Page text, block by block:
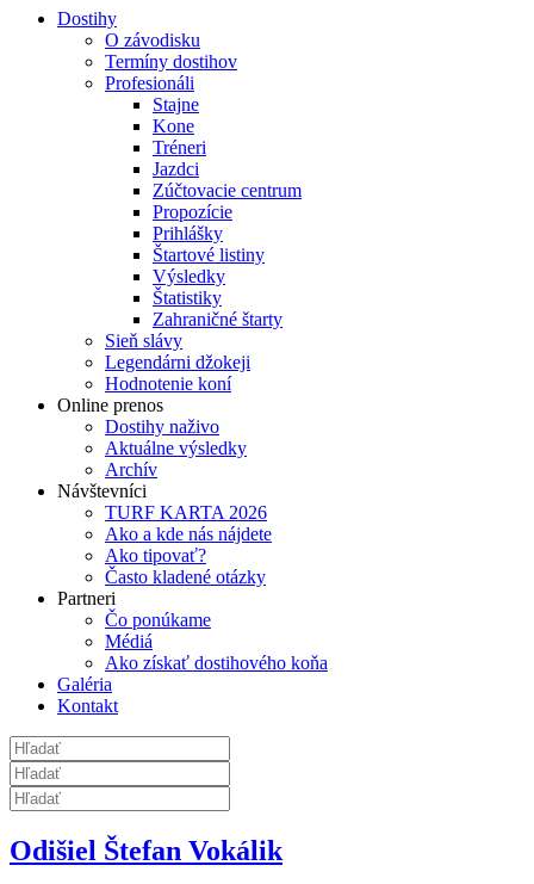
Dostihy
O závodisku
Termíny dostihov
Profesionáli
Stajne
Kone
Tréneri
Jazdci
Zúčtovacie centrum
Propozície
Prihlášky
Štartové listiny
Výsledky
Štatistiky
Zahraničné štarty
Sieň slávy
Legendárni džokeji
Hodnotenie koní
Online prenos
Dostihy naživo
Aktuálne výsledky
Archív
Návštevníci
TURF KARTA 2026
Ako a kde nás nájdete
Ako tipovať?
Často kladené otázky
Partneri
Čo ponúkame
Médiá
Ako získať dostihového koňa
Galéria
Kontakt
Odišiel Štefan Vokálik